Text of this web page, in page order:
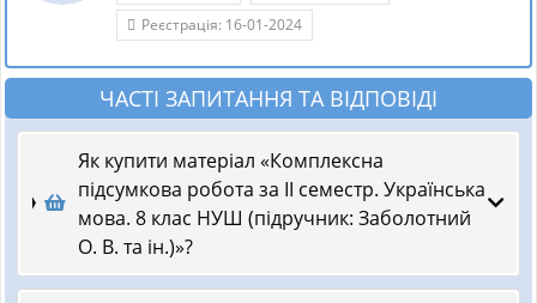
Реєстрація: 16-01-2024
ЧАСТІ ЗАПИТАННЯ ТА ВІДПОВІДІ
Як купити матеріал «Комплексна
підсумкова робота за ІІ семестр. Українська
мова. 8 клас НУШ (підручник: Заболотний
О. В. та ін.)»?